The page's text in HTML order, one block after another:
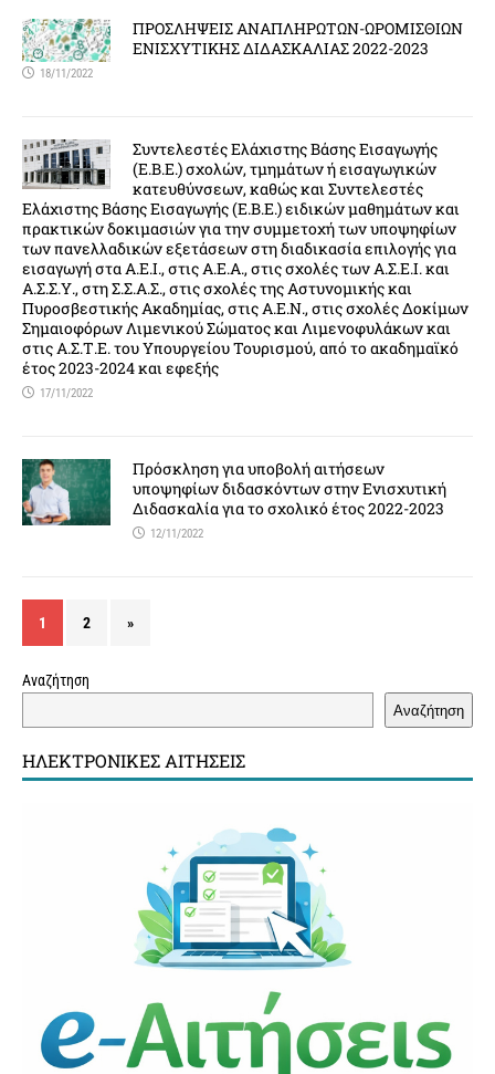
ΠΡΟΣΛΗΨΕΙΣ ΑΝΑΠΛΗΡΩΤΩΝ-ΩΡΟΜΙΣΘΙΩΝ
ΕΝΙΣΧΥΤΙΚΗΣ ΔΙΔΑΣΚΑΛΙΑΣ 2022-2023
18/11/2022
Συντελεστές Ελάχιστης Βάσης Εισαγωγής
(Ε.Β.Ε.) σχολών, τμημάτων ή εισαγωγικών
κατευθύνσεων, καθώς και Συντελεστές
Ελάχιστης Βάσης Εισαγωγής (Ε.Β.Ε.) ειδικών μαθημάτων και
πρακτικών δοκιμασιών για την συμμετοχή των υποψηφίων
των πανελλαδικών εξετάσεων στη διαδικασία επιλογής για
εισαγωγή στα Α.Ε.Ι., στις Α.Ε.Α., στις σχολές των Α.Σ.Ε.Ι. και
Α.Σ.Σ.Υ., στη Σ.Σ.Α.Σ., στις σχολές της Αστυνομικής και
Πυροσβεστικής Ακαδημίας, στις Α.Ε.Ν., στις σχολές Δοκίμων
Σημαιοφόρων Λιμενικού Σώματος και Λιμενοφυλάκων και
στις Α.Σ.Τ.Ε. του Υπουργείου Τουρισμού, από το ακαδημαϊκό
έτος 2023-2024 και εφεξής
17/11/2022
Πρόσκληση για υποβολή αιτήσεων
υποψηφίων διδασκόντων στην Ενισχυτική
Διδασκαλία για το σχολικό έτος 2022-2023
12/11/2022
1 2 »
Αναζήτηση
Αναζήτηση
ΗΛΕΚΤΡΟΝΙΚΈΣ ΑΙΤΉΣΕΙΣ